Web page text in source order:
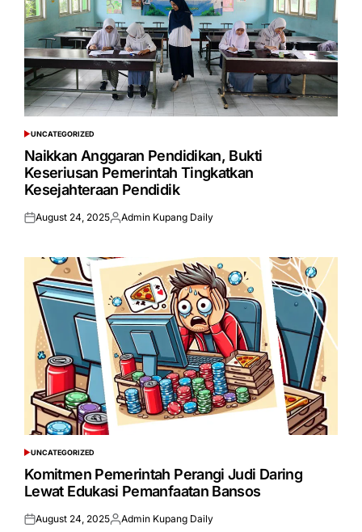
POSTED
IN
UNCATEGORIZED
Naikkan Anggaran Pendidikan, Bukti
Keseriusan Pemerintah Tingkatkan
Kesejahteraan Pendidik
Posted
August 24, 2025Posted
Admin Kupang Daily
POSTED
IN
UNCATEGORIZED
Komitmen Pemerintah Perangi Judi Daring
Lewat Edukasi Pemanfaatan Bansos
Posted
August 24, 2025Posted
Admin Kupang Daily